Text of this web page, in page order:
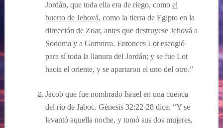
Jordán, que toda ella era de riego, como el
huerto de Jehová, como la tierra de Egipto en la
dirección de Zoar, antes que destruyese Jehová a
Sodoma y a Gomorra. Entonces Lot escogió
para sí toda la llanura del Jordán; y se fue Lot
hacia el oriente, y se apartaron el uno del otro.”
Jacob que fue nombrado Israel en una cuenca
del rio de Jaboc. Génesis32:22-28 dice, “Y se
levantó aquella noche, y tomó sus dos mujeres,